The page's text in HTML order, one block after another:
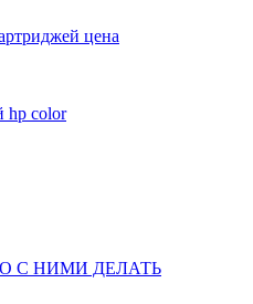
цена
hp color
С НИМИ ДЕЛАТЬ